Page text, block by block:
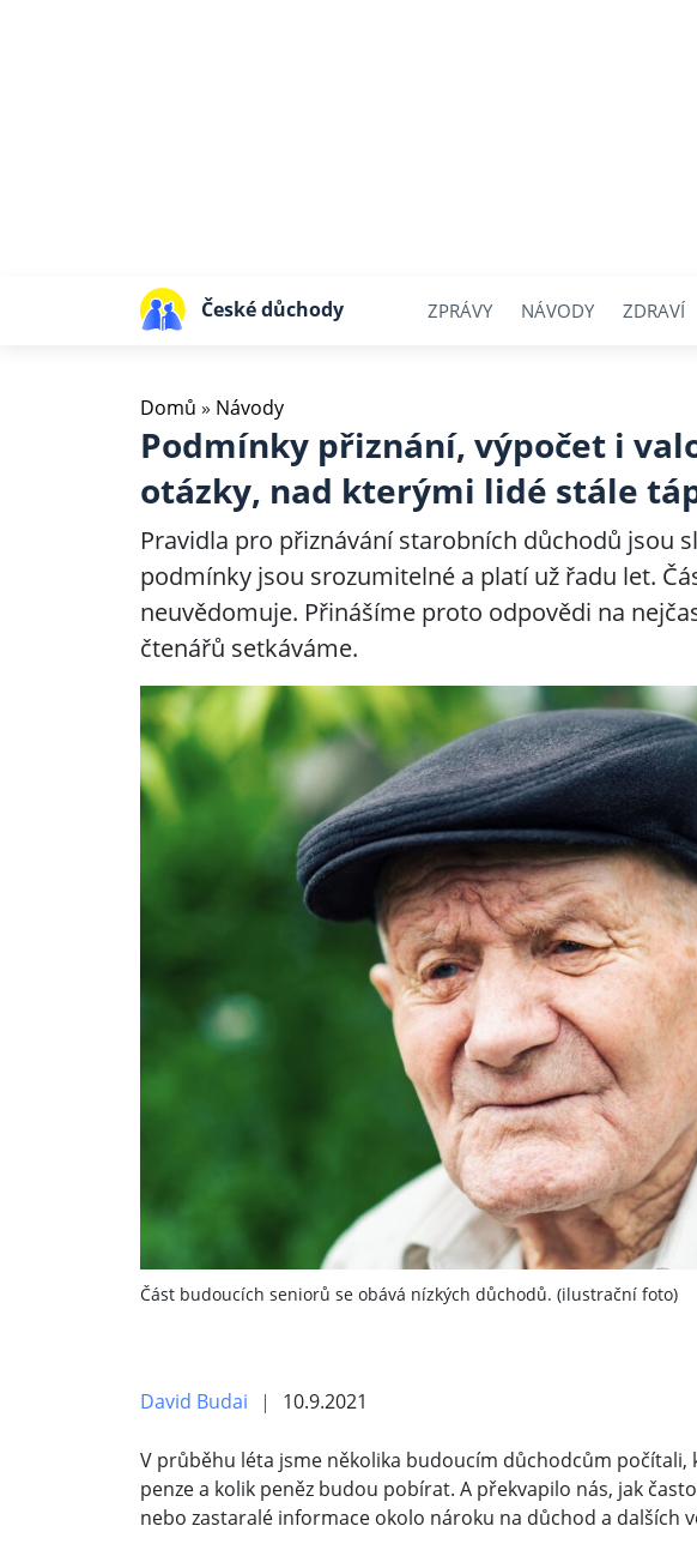
České důchody ZPRÁVY NÁVODY ZDRAVÍ
Domů » Návody
Podmínky přiznání, výpočet i
otázky, nad kterými lidé stále
Pravidla pro přiznávání starobních důchodů jsou
podmínky jsou srozumitelné a platí už řadu let.
neuvědomuje. Přinášíme proto odpovědi na
čtenářů setkáváme.
Část budoucích seniorů se obává nízkých důchodů. (ilustrační foto)
David Budai 10.9.2021
V průběhu léta jsme několika budoucím důchodcům
penze a kolik peněz budou pobírat. A překvapilo nás, jak
nebo zastaralé informace okolo nároku na důchod a dalších